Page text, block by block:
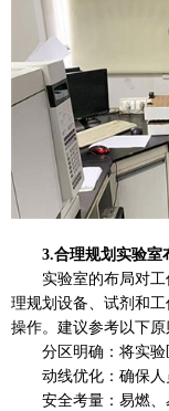
3.合理规划实验室
实验室的布局对
理规划设备、试剂和
操作。建议参考以下原
分区明确：将实验
动线优化：确保人
安全考量：易燃、